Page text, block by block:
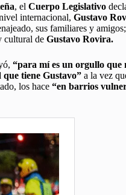
, el Cuerpo Legislativo
internacional, Gustavo
sus familiares y
cultural de Gustavo Rovira.
“para mí es un orgullo que
tiene Gustavo” a la vez
los hace “en barrios